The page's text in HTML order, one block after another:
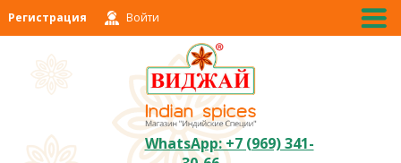
Регистрация Войти
WhatsApp: +7 (969) 341-